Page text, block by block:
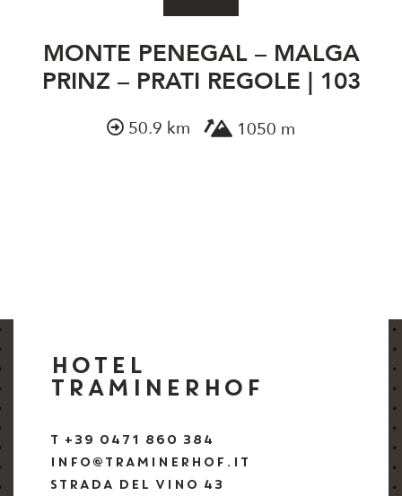
MONTE PENEGAL – MALGA
PRINZ – PRATI REGOLE | 103
50.9 km 1050 m
HOTEL
TRAMINERHOF
T +39 0471 860 384
INFO@TRAMINERHOF.IT
STRADA DEL VINO 43